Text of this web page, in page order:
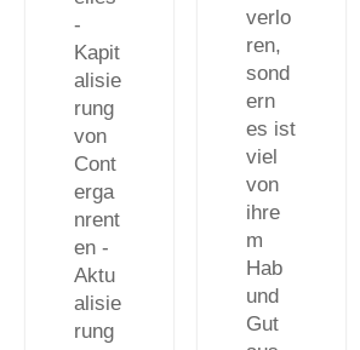
verlo
ren,
sond
ern
es ist
viel
von
ihre
m
Hab
und
Gut
-
Kapit
alisie
rung
von
Cont
erga
nrent
en -
Aktu
alisie
rung